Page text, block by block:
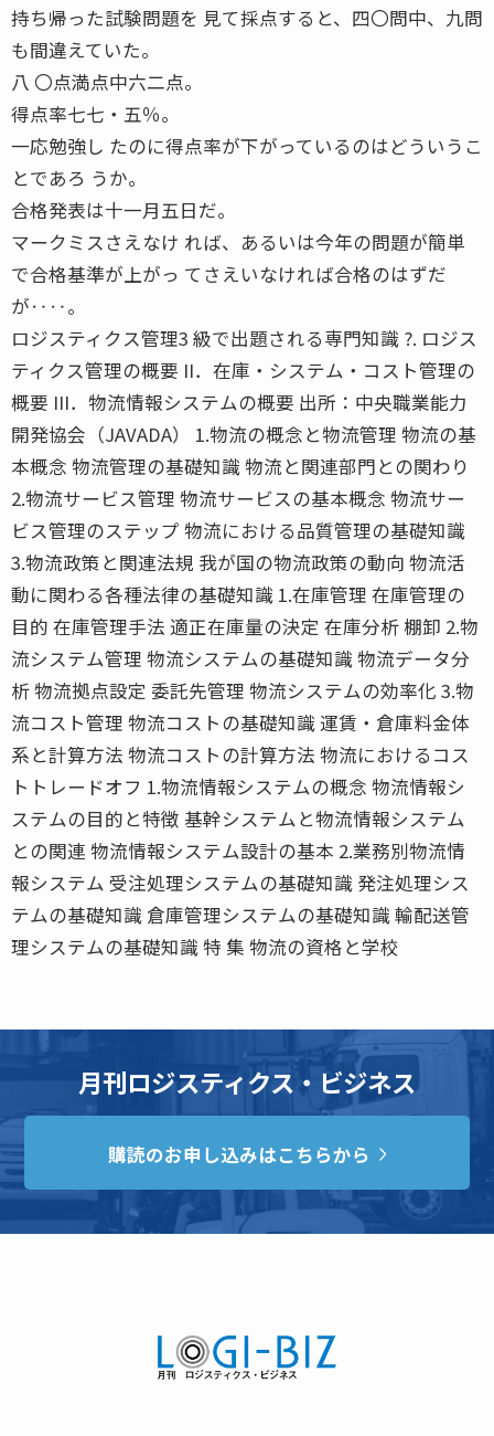
持ち帰った試験問題を 見て採点すると、四〇問中、九問
も間違えていた。
八 〇点満点中六二点。
得点率七七・五％。
一応勉強し たのに得点率が下がっているのはどういうこ
とであろ うか。
合格発表は十一月五日だ。
マークミスさえなけ れば、あるいは今年の問題が簡単
で合格基準が上がっ てさえいなければ合格のはずだ
が‥‥。
ロジスティクス管理3 級で出題される専門知識 ?. ロジス
ティクス管理の概要 II．在庫・システム・コスト管理の
概要 III．物流情報システムの概要 出所：中央職業能力
開発協会（JAVADA） 1.物流の概念と物流管理 物流の基
本概念 物流管理の基礎知識 物流と関連部門との関わり
2.物流サービス管理 物流サービスの基本概念 物流サー
ビス管理のステップ 物流における品質管理の基礎知識
3.物流政策と関連法規 我が国の物流政策の動向 物流活
動に関わる各種法律の基礎知識 1.在庫管理 在庫管理の
目的 在庫管理手法 適正在庫量の決定 在庫分析 棚卸 2.物
流システム管理 物流システムの基礎知識 物流データ分
析 物流拠点設定 委託先管理 物流システムの効率化 3.物
流コスト管理 物流コストの基礎知識 運賃・倉庫料金体
系と計算方法 物流コストの計算方法 物流におけるコス
トトレードオフ 1.物流情報システムの概念 物流情報シ
ステムの目的と特徴 基幹システムと物流情報システム
との関連 物流情報システム設計の基本 2.業務別物流情
報システム 受注処理システムの基礎知識 発注処理シス
テムの基礎知識 倉庫管理システムの基礎知識 輸配送管
理システムの基礎知識 特 集 物流の資格と学校
月刊ロジスティクス・ビジネス
購読のお申し込みはこちらから